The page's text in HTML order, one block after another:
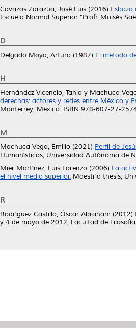
Cavazos Zarazúa, José Luis (2016)
Escuela Normal Superior "Profr. Moisés
D
Delgado Moya, Arturo (1987) El método
H
Hernández Vicencio, Tania y Machuca
derechas: actores y redes entre México y
Monterrey, México. ISBN 978-607-27-
M
Machuca Vega, Emilio (2021) Perfil de
Humanísticos, Universidad Autónoma de
Mier Martínez, Luis Lorenzo (2006) La
el nivel medio superior. Maestría thesis,
R
Rodríguez Castillo, Óscar Abraham (2012)
y 4 de mayo de 2012, Facultad de